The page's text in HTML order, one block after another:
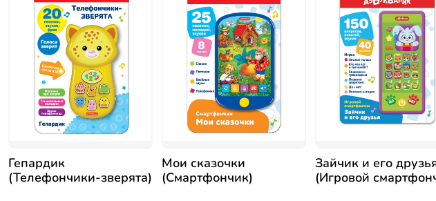
Гепардик
(Телефончики-зверята)
Мои сказочки
(Смартфончик)
Зайчик и его
(Игровой